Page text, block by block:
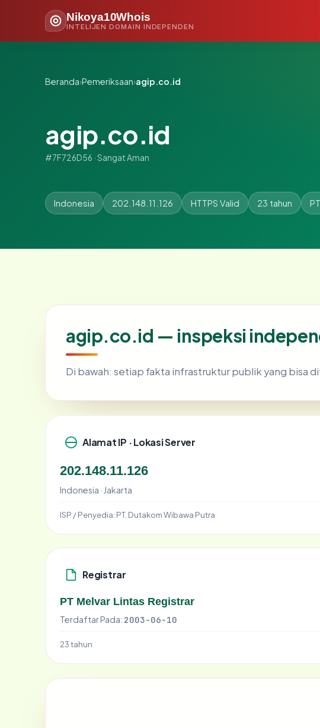
Nikoya10Whois
INTELIJEN DOMAIN INDEPENDEN
Beranda›Pemeriksaan›agip.co.id
agip.co.id
#7F726D56 · Sangat Aman
Indonesia 202.148.11.126 HTTPS Valid 23 tahun
agip.co.id — inspeksi
Di bawah: setiap fakta infrastruktur publik yang bisa
Alamat IP · Lokasi Server
202.148.11.126
Indonesia · Jakarta
ISP / Penyedia: PT. Dutakom Wibawa Putra
Registrar
PT Melvar Lintas Registrar
Terdaftar Pada: 2003-06-10
23 tahun